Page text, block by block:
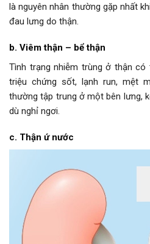
là nguyên nhân thường gặp nhất
đau lưng do thận.
b. Viêm thận – bể thận
Tình trạng nhiễm trùng ở thận
triệu chứng sốt, lạnh run, mệt
thường tập trung ở một bên lưng,
dù nghỉ ngơi.
c. Thận ứ nước